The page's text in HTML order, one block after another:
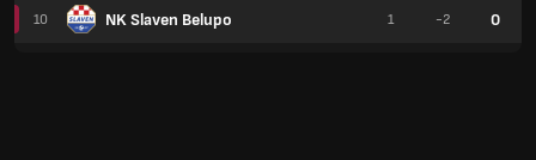
10 NK Slaven Belupo 1 -2 0